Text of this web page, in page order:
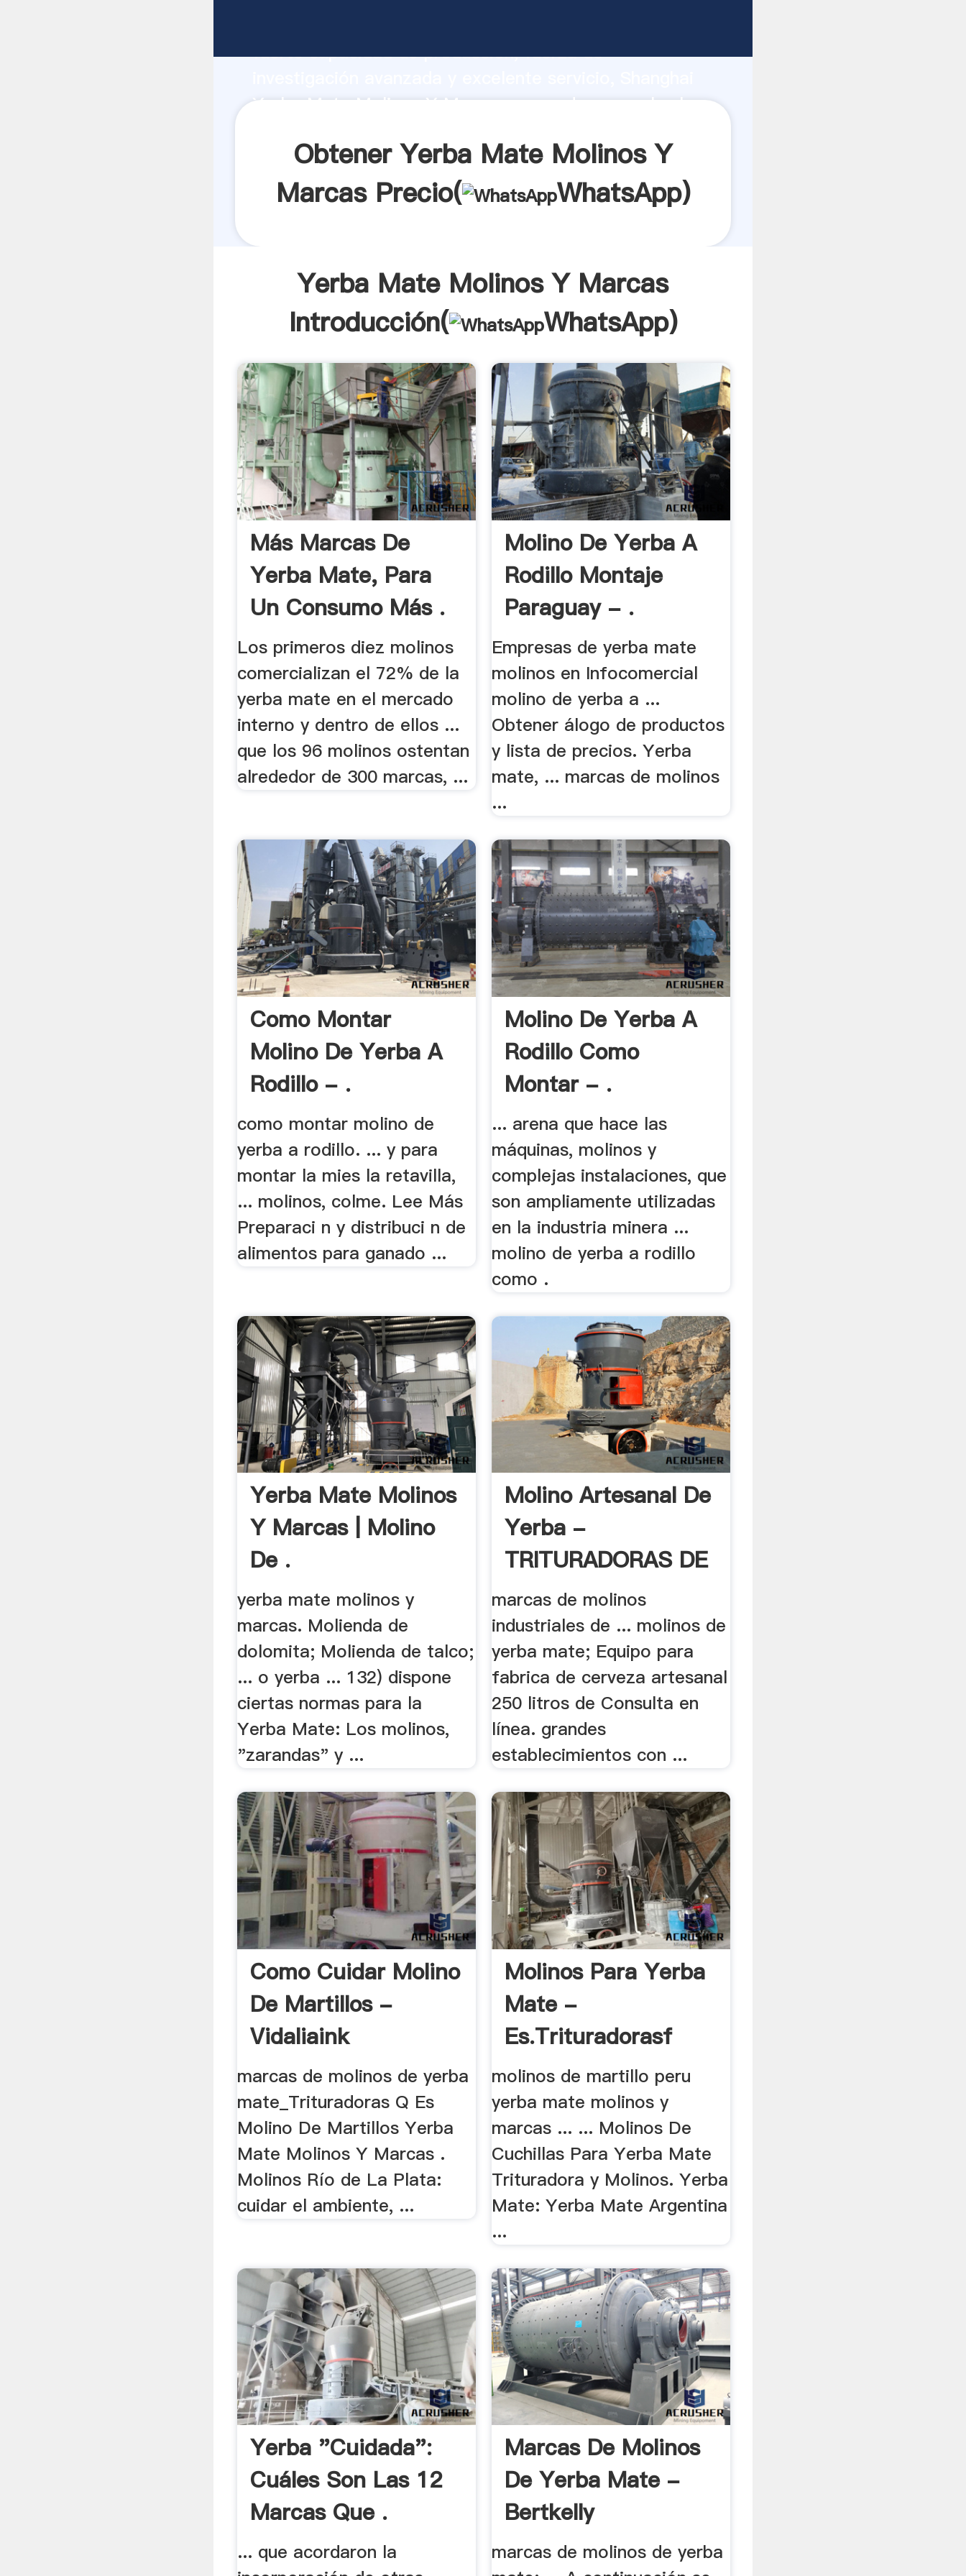
fuerte capacidad de producción, fuerza de
Yerba Mate Molinos Y Marcas proveedor crea el valor
Obtener Yerba Mate Molinos Y
Marcas Precio(
WhatsApp)
Yerba Mate Molinos Y Marcas
Introducción(
WhatsApp)
Más Marcas De
Yerba Mate, Para
Un Consumo Más .
Los primeros diez molinos
comercializan el 72% de la
yerba mate en el mercado
interno y dentro de ellos ...
que los 96 molinos ostentan
alrededor de 300 marcas, ...
Molino De Yerba A
Rodillo Montaje
Paraguay - .
Empresas de yerba mate
molinos en Infocomercial
molino de yerba a ...
Obtener álogo de productos
y lista de precios. Yerba
mate, ... marcas de molinos
...
Como Montar
Molino De Yerba A
Rodillo - .
como montar molino de
yerba a rodillo. ... y para
montar la mies la retavilla,
... molinos, colme. Lee Más
Preparaci n y distribuci n de
alimentos para ganado ...
Molino De Yerba A
Rodillo Como
Montar - .
... arena que hace las
máquinas, molinos y
complejas instalaciones, que
son ampliamente utilizadas
en la industria minera ...
molino de yerba a rodillo
como .
Yerba Mate Molinos
Y Marcas | Molino
De .
yerba mate molinos y
marcas. Molienda de
dolomita; Molienda de talco;
... o yerba ... 132) dispone
ciertas normas para la
Yerba Mate: Los molinos,
"zarandas" y ...
Molino Artesanal De
Yerba -
TRITURADORAS DE
.
marcas de molinos
industriales de ... molinos de
yerba mate; Equipo para
fabrica de cerveza artesanal
250 litros de Consulta en
línea. grandes
establecimientos con ...
Como Cuidar Molino
De Martillos -
Vidaliaink
marcas de molinos de yerba
mate_Trituradoras Q Es
Molino De Martillos Yerba
Mate Molinos Y Marcas .
Molinos Río de La Plata:
cuidar el ambiente, ...
Molinos Para Yerba
Mate -
Es.trituradorasf
molinos de martillo peru
yerba mate molinos y
marcas ... ... Molinos De
Cuchillas Para Yerba Mate
Trituradora y Molinos. Yerba
Mate: Yerba Mate Argentina
...
Yerba "cuidada":
Cuáles Son Las 12
Marcas Que .
... que acordaron la
Marcas De Molinos
De Yerba Mate -
Bertkelly
marcas de molinos de yerba